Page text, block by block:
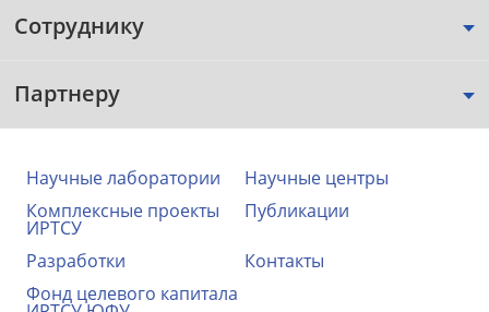
Сотруднику
Партнеру
Научные лаборатории
Научные центры
Комплексные проекты
ИРТСУ
Публикации
Разработки
Контакты
Фонд целевого капитала